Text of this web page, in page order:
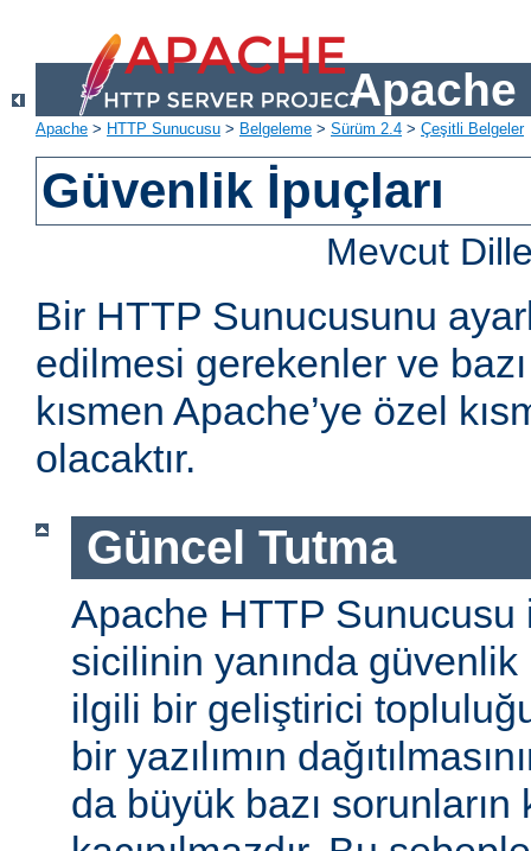
Apache
Apache > HTTP Sunucusu > Belgeleme > Sürüm 2.4 > Çeşitli Belgeler
Güvenlik İpuçları
Mevcut
Bir HTTP Sunucusunu
edilmesi gerekenler ve
kısmen Apache’ye özel
olacaktır.
Güncel Tutma
Apache HTTP Sunucusu
sicilinin yanında
ilgili bir geliştirici
bir yazılımın
da büyük bazı